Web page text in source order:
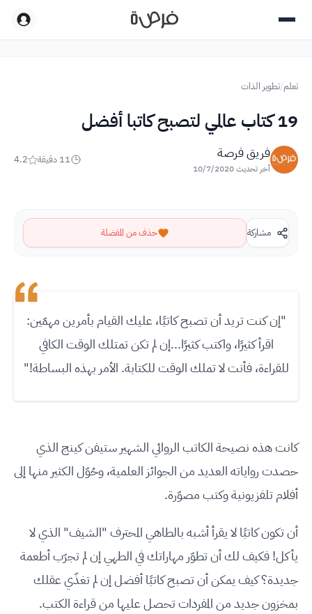
تعلم/تطوير الذات
19 كتاب عالمي لتصبح كاتبا أفضل
فريق فرصة
آخر تحديث10/7/2020
11 دقيقة 4.2
مشاركة حذف من المفضلة
"إن كنت تريد أن تصبح كاتبًا، عليك القيام بأمرين مهمّين:
اقرأ كثيرًا، واكتب كثيرًا...إن لم تكن تمتلك الوقت الكافي
للقراءة، فأنت لا تملك الوقت للكتابة. الأمر بهذه البساطة!"
كانت هذه نصيحة الكاتب الروائي الشهير ستيفن كينج الذي
حصدت رواياته العديد من الجوائز العلمية، وحُوّل الكثير منها إلى
أفلام تلفزيونية وكتب مصوّرة.
أن تكون كاتبًا لا يقرأ أشبه بالطاهي المحترف "الشيف" الذي لا
يأكل! فكيف لك أن تطوّر مهاراتك في الطهي إن لم تجرّب أطعمة
جديدة؟ كيف يمكن أن تصبح كاتبًا أفضل إن لم تغذّي عقلك
بمخزون جديد من المفردات تحصل عليها من قراءة الكتب.